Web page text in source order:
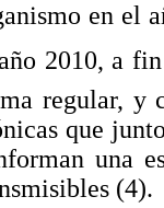
en el
2010, a
regular, y
que
una
(4).